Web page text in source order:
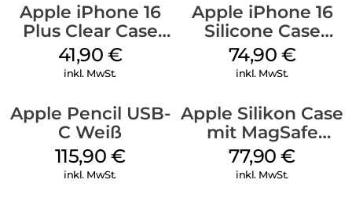
Apple iPhone 16
Plus Clear Case
MagSafe
Transparent
41,90 €
inkl. MwSt.
Apple iPhone 16
Silicone Case
MagSafe Black
74,90 €
inkl. MwSt.
Apple Pencil USB-
C Weiß
115,90 €
inkl. MwSt.
Apple Silikon Case
mit MagSafe
iPhone 14 Pro
(PRODUCT)RED
77,90€
inkl. MwSt.